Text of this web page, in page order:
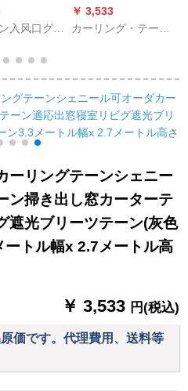
入风口グリ
百叶窓プチ
￥ 3,533
カーリング・テーリ
430个のスティンレコ
ード【50个の平のフ
ォーク】
ーリングテーンシェニー
ン掃き出し窓カーターテ
遮光ブリーツテーン(灰色
トル幅x 2.7メートル高
￥ 3,533 円(税込)
価です。代理費用、送料等